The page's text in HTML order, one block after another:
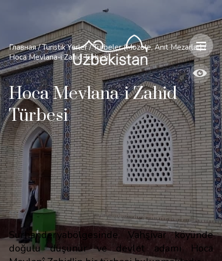
Главная / Turistik Yerler / Türbeler (Mozole, Anıt Mezarlar) /
Hoca Mevlana-i Zahid Türbesi
Hoca Mevlana-i Zahid
Türbesi
Surhanderyabölgesinde, Vahşivar köyünde
doğulu düşünür ve devlet adamı Hoca